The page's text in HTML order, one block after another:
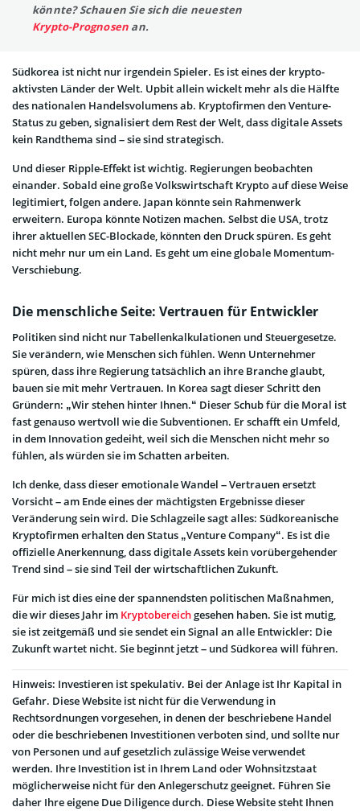
könnte? Schauen Sie sich die neuesten
Krypto-Prognosen an.
Südkorea ist nicht nur irgendein Spieler. Es ist eines der krypto-
aktivsten Länder der Welt. Upbit allein wickelt mehr als die Hälfte
des nationalen Handelsvolumens ab. Kryptofirmen den Venture-
Status zu geben, signalisiert dem Rest der Welt, dass digitale Assets
kein Randthema sind – sie sind strategisch.
Und dieser Ripple-Effekt ist wichtig. Regierungen beobachten
einander. Sobald eine große Volkswirtschaft Krypto auf diese Weise
legitimiert, folgen andere. Japan könnte sein Rahmenwerk
erweitern. Europa könnte Notizen machen. Selbst die USA, trotz
ihrer aktuellen SEC-Blockade, könnten den Druck spüren. Es geht
nicht mehr nur um ein Land. Es geht um eine globale Momentum-
Verschiebung.
Die menschliche Seite: Vertrauen für Entwickler
Politiken sind nicht nur Tabellenkalkulationen und Steuergesetze.
Sie verändern, wie Menschen sich fühlen. Wenn Unternehmer
spüren, dass ihre Regierung tatsächlich an ihre Branche glaubt,
bauen sie mit mehr Vertrauen. In Korea sagt dieser Schritt den
Gründern: „Wir stehen hinter Ihnen.“ Dieser Schub für die Moral ist
fast genauso wertvoll wie die Subventionen. Er schafft ein Umfeld,
in dem Innovation gedeiht, weil sich die Menschen nicht mehr so
fühlen, als würden sie im Schatten arbeiten.
Ich denke, dass dieser emotionale Wandel – Vertrauen ersetzt
Vorsicht – am Ende eines der mächtigsten Ergebnisse dieser
Veränderung sein wird. Die Schlagzeile sagt alles: Südkoreanische
Kryptofirmen erhalten den Status „Venture Company“. Es ist die
offizielle Anerkennung, dass digitale Assets kein vorübergehender
Trend sind – sie sind Teil der wirtschaftlichen Zukunft.
Für mich ist dies eine der spannendsten politischen Maßnahmen,
die wir dieses Jahr im Kryptobereichgesehen haben. Sie ist mutig,
sie ist zeitgemäß und sie sendet ein Signal an alle Entwickler: Die
Zukunft wartet nicht. Sie beginnt jetzt – und Südkorea will führen.
Hinweis: Investieren ist spekulativ. Bei der Anlage ist Ihr Kapital in
Gefahr. Diese Website ist nicht für die Verwendung in
Rechtsordnungen vorgesehen, in denen der beschriebene Handel
oder die beschriebenen Investitionen verboten sind, und sollte nur
von Personen und auf gesetzlich zulässige Weise verwendet
werden. Ihre Investition ist in Ihrem Land oder Wohnsitzstaat
möglicherweise nicht für den Anlegerschutz geeignet. Führen Sie
daher Ihre eigene Due Diligence durch. Diese Website steht Ihnen